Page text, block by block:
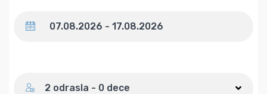
2 odrasla - 0 dece